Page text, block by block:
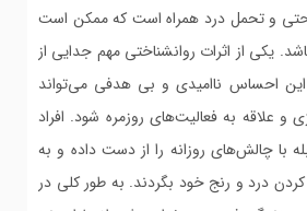
و تحمل درد همراه است که ممکن است
یکی از اثرات روانشناختی مهم جدایی از
احساس ناامیدی و بی هدفی می‌تواند
و علاقه به فعالیت‌های روزمره شود. افراد
با چالش‌های روزانه را از دست داده و به
کردن درد و رنج خود بگردند. به طور کلی در